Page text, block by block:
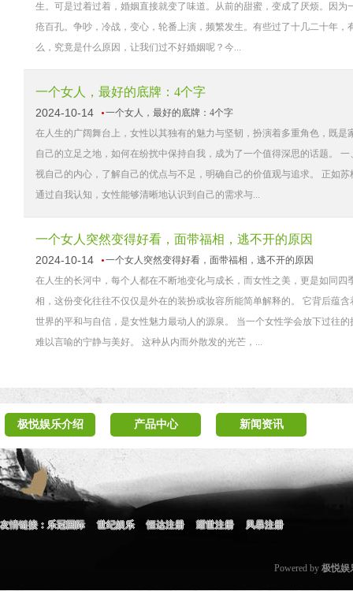
生。可是过着过着，婚姻直接就变了味道。从前的甜蜜，变成了厌烦。因
疮百孔。争吵，冷战，变心，轮番上演，频繁发生。有些过了十几二十年
么，究竟是什么原因，让我们过不好婚姻呢？今...
一个女人，最好的底牌：4个字
2024-10-14
一个女人，最好的底牌：4个字
在人生的广阔舞台上，女性以其独有的魅力与坚韧，扮演着多重角色，既
自己的立足之地，如何在纷扰中保持自我，成为了一个值得深思的话题。
视自己的内心，了解自己的优点与不足，明确自己的价值观与追求。 正如
通过自我认知，女性能够清晰地认识到自己的需求与...
一个女人突然变得好看，面带福相，逃不开的原因
2024-10-14
一个女人突然变得好看，面带福相，逃不开的原因
在人生的长河中，每个人都在不断地变化与成长，而女性之美，更是如同
相，这份变化往往不仅仅是外在的装扮或妆容所能简单解释的。 它背后蕴
世界的平和与自信，是女性魅力最动人的源泉。 当一个女性学会放下过往
难以言喻的宁静与美好。 这种从内而外散发的光芒，...
极悦娱乐介绍 产品中心 新闻资讯
友情链接： 乐冠国际 世纪娱乐 恒达注册 耀世注册 风暴注册
Powered by 极悦娱